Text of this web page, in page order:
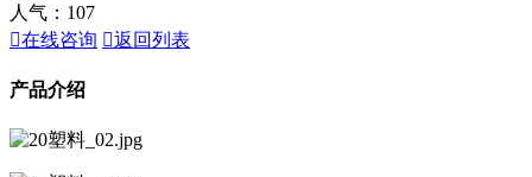
人气： 107
在线咨询 返回列表
产品介绍